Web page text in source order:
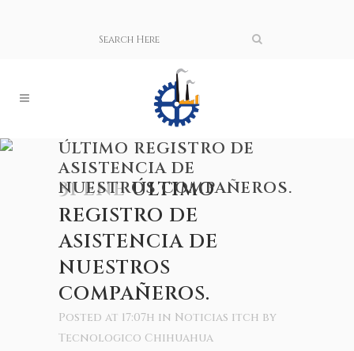
ÚLTIMO REGISTRO DE
ASISTENCIA DE
NUESTROS COMPAÑEROS.
31 ENEÚLTIMO
REGISTRO DE
ASISTENCIA DE
NUESTROS
COMPAÑEROS.
Posted at 17:07h in Noticias itch by
Tecnologico Chihuahua